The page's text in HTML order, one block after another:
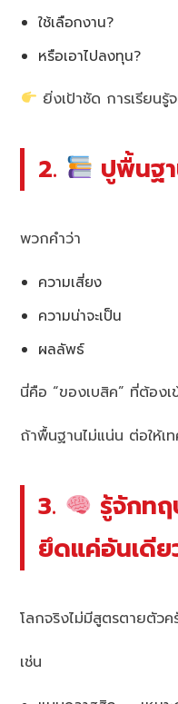
ใช้เลือกงาน?
หรือเอาไปลงทุน?
ยิ่งเป้าชัด การเรียนรู้
2. ปูพื้นฐ
พวกคำว่า
ความเสี่ยง
ความน่าจะเป็น
ผลลัพธ์
นี่คือ “ของเบสิค” ที่ต้องเ
ถ้าพื้นฐานไม่แน่น ต่อให้เ
3.
รู้จักท
ยึดแค่อันเดีย
โลกจริงไม่มีสูตรตายตัวค
เช่น